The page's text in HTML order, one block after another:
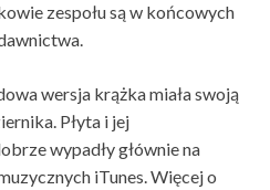
zespołu są w końcowych
wersja krążka miała swoją
Płyta i jej
wypadły głównie na
iTunes. Więcej o